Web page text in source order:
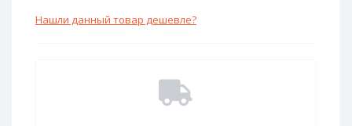
Нашли данный товар дешевле?